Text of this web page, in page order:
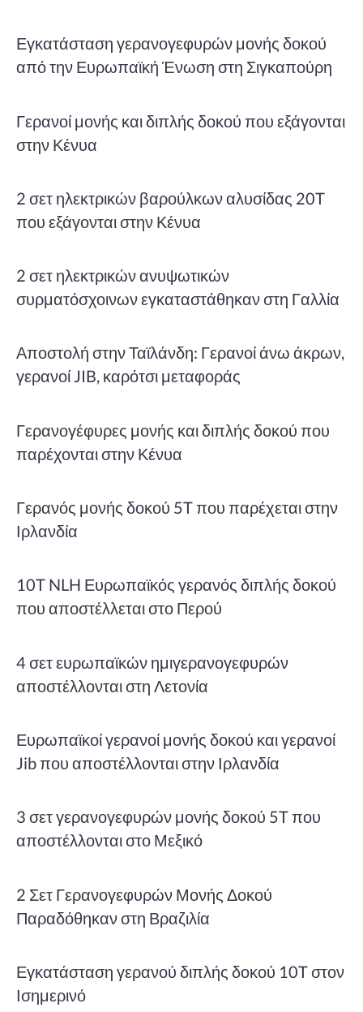
Εγκατάσταση γερανογεφυρών μονής δοκού
από την Ευρωπαϊκή Ένωση στη Σιγκαπούρη
Γερανοί μονής και διπλής δοκού που εξάγονται
στην Κένυα
2 σετ ηλεκτρικών βαρούλκων αλυσίδας 20T
που εξάγονται στην Κένυα
2 σετ ηλεκτρικών ανυψωτικών
συρματόσχοινων εγκαταστάθηκαν στη Γαλλία
Αποστολή στην Ταϊλάνδη: Γερανοί άνω άκρων,
γερανοί JIB, καρότσι μεταφοράς
Γερανογέφυρες μονής και διπλής δοκού που
παρέχονται στην Κένυα
Γερανός μονής δοκού 5T που παρέχεται στην
Ιρλανδία
10T NLH Ευρωπαϊκός γερανός διπλής δοκού
που αποστέλλεται στο Περού
4 σετ ευρωπαϊκών ημιγερανογεφυρών
αποστέλλονται στη Λετονία
Ευρωπαϊκοί γερανοί μονής δοκού και γερανοί
Jib που αποστέλλονται στην Ιρλανδία
3 σετ γερανογεφυρών μονής δοκού 5T που
αποστέλλονται στο Μεξικό
2 Σετ Γερανογεφυρών Μονής Δοκού
Παραδόθηκαν στη Βραζιλία
Εγκατάσταση γερανού διπλής δοκού 10T στον
Ισημερινό